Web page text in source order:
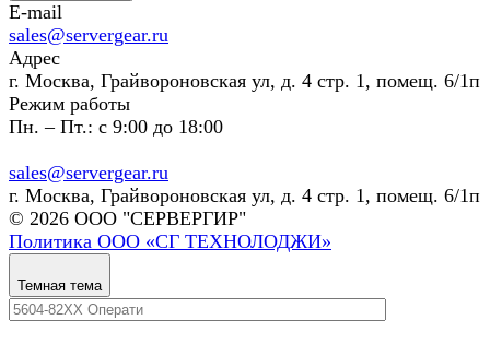
E-mail
sales@servergear.ru
Адрес
г. Москва, Грайвороновская ул, д. 4 стр. 1, помещ. 6/1п
Режим работы
Пн. – Пт.: с 9:00 до 18:00
sales@servergear.ru
г. Москва, Грайвороновская ул, д. 4 стр. 1, помещ. 6/1п
© 2026 ООО "СЕРВЕРГИР"
Политика ООО «СГ ТЕХНОЛОДЖИ»
Темная тема